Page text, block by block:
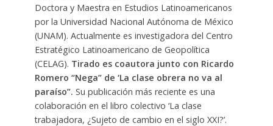
Doctora y Maestra en Estudios Latinoamericanos
por la Universidad Nacional Autónoma de México
(UNAM). Actualmente es investigadora del Centro
Estratégico Latinoamericano de Geopolítica
(CELAG). Tirado es coautora junto con Ricardo
Romero “Nega” de ‘La clase obrera no va al
paraíso”. Su publicación más reciente es una
colaboración en el libro colectivo ‘La clase
trabajadora, ¿Sujeto de cambio en el siglo XXI?’.